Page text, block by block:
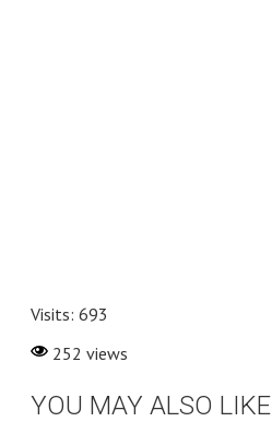
Visits: 693
252 views
YOU MAY ALSO LIKE